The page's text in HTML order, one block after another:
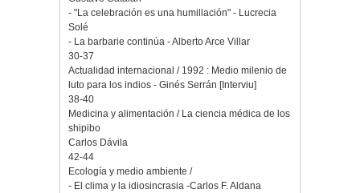
- "La celebración es una humillación" - Lucrecia
Solé
- La barbarie continúa - Alberto Arce Villar
30-37
Actualidad internacional / 1992 : Medio milenio de
luto para los indios - Ginés Serrán [Interviu]
38-40
Medicina y alimentación / La ciencia médica de los
shipibo
Carlos Dávila
42-44
Ecología y medio ambiente /
- El clima y la idiosincrasia -Carlos F. Aldana